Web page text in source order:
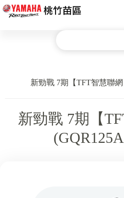
登入新勁戰 7期【TFT智慧聯
新勁戰 7期【